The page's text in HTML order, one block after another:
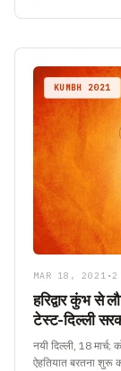
KUMBH 2021
MAR 18, 2021 •2
हरिद्वार कुंभ से
टेस्ट-दिल्ली
नयी दिल्ली, 18 मार्च;
ऐहतियात बरतना शुरू